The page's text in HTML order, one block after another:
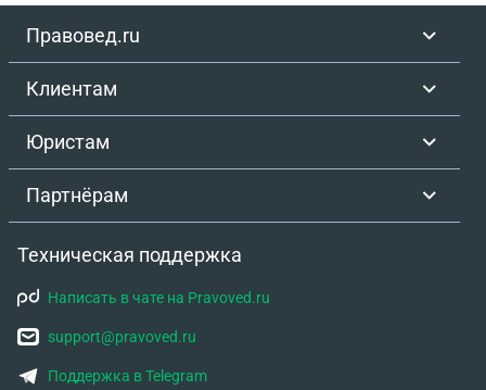
Правовед.ru
Клиентам
Юристам
Партнёрам
Техническая поддержка
Написать в чате на Pravoved.ru
support@pravoved.ru
Поддержка в Telegram